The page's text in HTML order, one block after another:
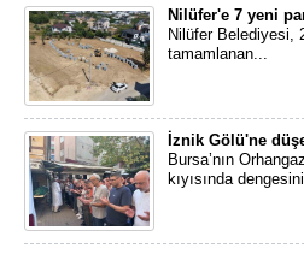
Nilüfer'e 7 yeni
Nilüfer Belediyesi,
tamamlanan...
İznik Gölü'ne
Bursa’nın
kıyısında